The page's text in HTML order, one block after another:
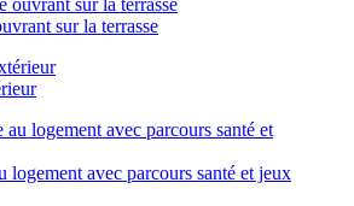
sur la terrasse
logement avec parcours santé et jeux